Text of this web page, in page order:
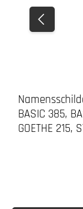
BASIC 385,
GOETHE 215,